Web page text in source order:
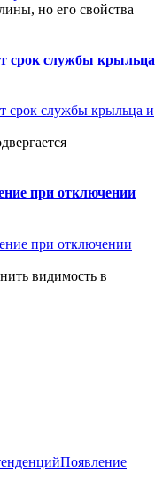
но его свойства
срок службы крыльца
при отключении
видимость в
Появление